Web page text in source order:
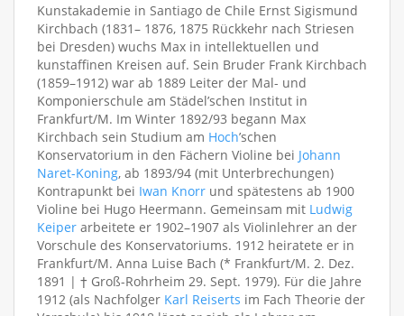
Kunstakademie in Santiago de Chile Ernst Sigismund
Kirchbach (1831– 1876, 1875 Rückkehr nach Striesen
bei Dresden) wuchs Max in intellektuellen und
kunstaffinen Kreisen auf. Sein Bruder Frank Kirchbach
(1859–1912) war ab 1889 Leiter der Mal- und
Komponierschule am Städel’schen Institut in
Frankfurt/M. Im Winter 1892/93 begann Max
Kirchbach sein Studium am Hoch’schen
Konservatorium in den Fächern Violine bei Johann
Naret-Koning, ab 1893/94 (mit Unterbrechungen)
Kontrapunkt bei Iwan Knorr und spätestens ab 1900
Violine bei Hugo Heermann. Gemeinsam mit Ludwig
Keiper arbeitete er 1902–1907 als Violinlehrer an der
Vorschule des Konservatoriums. 1912 heiratete er in
Frankfurt/M. Anna Luise Bach (* Frankfurt/M. 2. Dez.
1891 | † Groß-Rohrheim 29. Sept. 1979). Für die Jahre
1912 (als Nachfolger Karl Reiserts im Fach Theorie der